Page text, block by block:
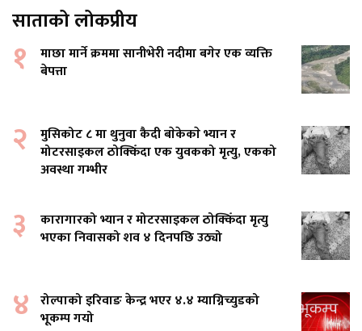
साताको लोकप्रीय
१
माछा मार्ने क्रममा सानीभेरी नदीमा बगेर एक व्यक्ति
बेपत्ता
२
मुसिकोट ८ मा थुनुवा कैदी बाेकेकाे भ्यान र
मोटरसाइकल ठोक्किँदा एक युवकको मृत्यु, एकको
अवस्था गम्भीर
३
कारागारको भ्यान र मोटरसाइकल ठोक्किँदा मृत्यु
भएका निवासको शव ४ दिनपछि उठ्यो
४ रोल्पाको इरिवाङ केन्द्र भएर ४.४ म्याग्निच्युडको
भूकम्प गयो